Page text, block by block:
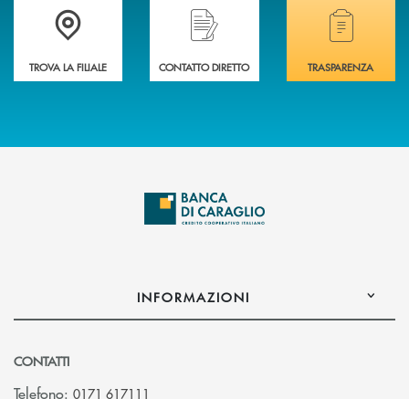
Accedi all' elenco completo delle filiali di Banca di Caraglio.
TROVA LA FILIALE
Hai bisogno di assistenza immediata?
CONTATTO DIRETTO
Hai bisogno di
TRASPARENZA
INFORMAZIONI
CONTATTI
Telefono: 0171 617111